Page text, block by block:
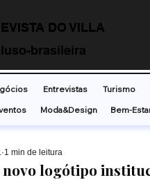
DO VILLA
luso-brasileira
novo logótipo
1 min de leitura
Entrevistas Turismo
Moda&Design Bem-